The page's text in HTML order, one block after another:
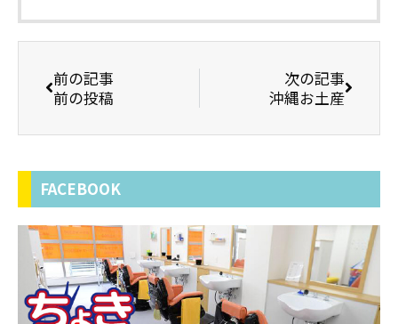
前の記事
前の投稿
次の記事
沖縄お土産
FACEBOOK